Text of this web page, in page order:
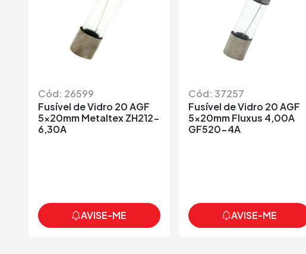
Cód: 26599
Fusível de Vidro 20 AGF
5x20mm Metaltex ZH212-
6,30A
AVISE-ME
Cód: 37257
Fusível de Vidro 20 AGF
5x20mm Fluxus 4,00A
GF520-4A
AVISE-ME